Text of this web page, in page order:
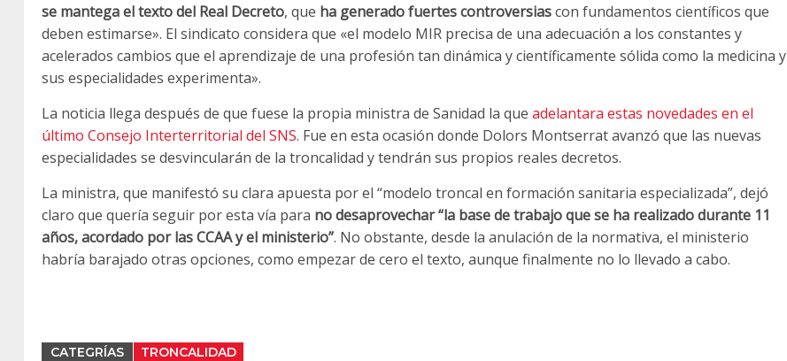
se mantega el texto del Real Decreto, que ha generado fuertes controversiascon fundamentos científicos que
deben estimarse». El sindicato considera que «el modelo MIR precisa de una adecuación a los constantes y
acelerados cambios que el aprendizaje de una profesión tan dinámica y científicamente sólida como la medicina y
sus especialidades experimenta».
La noticia llega después de que fuese la propia ministra de Sanidad la que adelantara estas novedades en el
último Consejo Interterritorial del SNS. Fue en esta ocasión donde Dolors Montserrat avanzó que las nuevas
especialidades se desvincularán de la troncalidad y tendrán sus propios reales decretos.
La ministra, que manifestó su clara apuesta por el “modelo troncal en formación sanitaria especializada”, dejó
claro que quería seguir por esta vía para no desaprovechar “la base de trabajo que se ha realizado durante 11
años, acordado por las CCAA y el ministerio”. No obstante, desde la anulación de la normativa, el ministerio
habría barajado otras opciones, como empezar de cero el texto, aunque finalmente no lo llevado a cabo.
CATEGRÍAS TRONCALIDAD